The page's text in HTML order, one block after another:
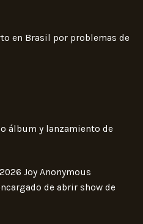
en Brasil por problemas de
álbum y lanzamiento de
de abrir show de